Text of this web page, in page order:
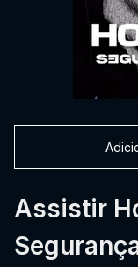
Assistir